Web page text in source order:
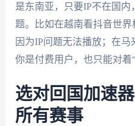
是东南亚，只要IP不在国内
题。比如在越南看抖音世
因为IP问题无法播放；在
你是付费用户，也只能对着
选对回国加速
所有赛事